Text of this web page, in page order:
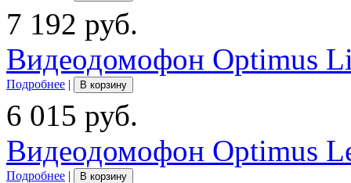
7 192 руб.
Видеодомофон Optimus
Подробнее | В корзину
6 015 руб.
Видеодомофон Optimus
Подробнее | В корзину